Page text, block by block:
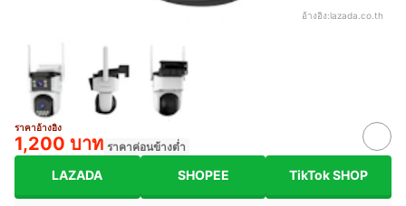
อ้างอิง:lazada.co.th
ราคาอ้างอิง
1,200 บาท ราคาค่อนข้างต่ำ
LAZADA SHOPEE TikTok SHOP